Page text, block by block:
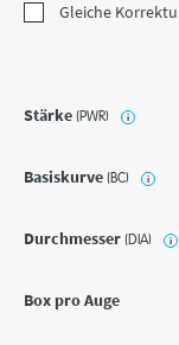
Gleiche
Stärke(PWR) i
Basiskurve(BC) i
Durchmesser(DIA) i
Box pro Auge